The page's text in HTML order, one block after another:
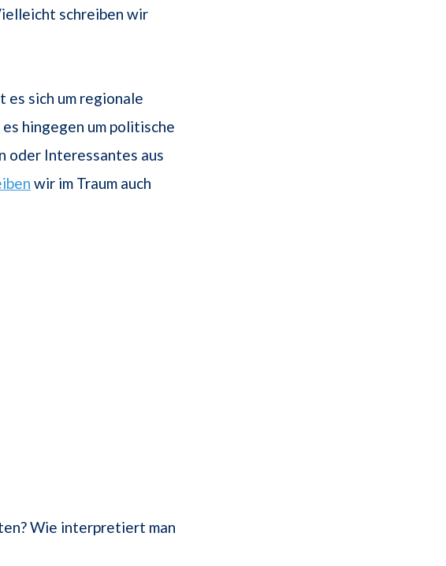
schreiben wir
es sich um regionale
hingegen um politische
oder Interessantes aus
wir im Traum auch
Wie interpretiert man